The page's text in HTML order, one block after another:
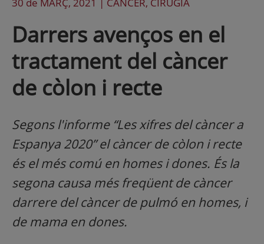
Darrers avenços en el
tractament del càncer
de còlon i recte
Segons l'informe “Les xifres del càncer a
Espanya 2020” el càncer de còlon i recte
és el més comú en homes i dones. És la
segona causa més freqüent de càncer
darrere del càncer de pulmó en homes, i
de mama en dones.